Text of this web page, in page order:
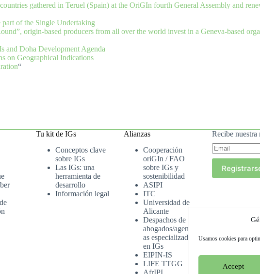
Usamos cookies para
Accept
gathered in Teruel (Spain) at the OriGIn fourth General Assembly and
of the Single Undertaking
origin-based producers from all over the world invest in a Geneva-based
and Doha Development Agenda
on Geographical Indications
“
Tu kit de IGs
Conceptos clave
sobre IGs
Las IGs: una
herramienta de
desarrollo
Información legal
Alianzas
Cooperación
oriGIn / FAO
sobre IGs y
sostenibilidad
ASIPI
ITC
Universidad de
Alicante
Despachos de
abogados/agenci
as especializados
en IGs
EIPIN-IS
LIFE TTGG
AfrIPI
Recibe nuestra